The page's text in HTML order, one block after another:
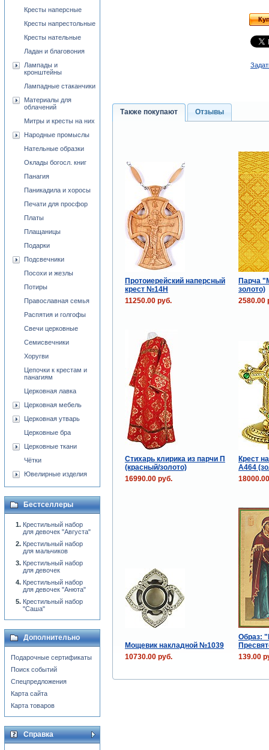
Также покупают Отзывы
Протоиерейский наперсный
крест №14Н
Парча
золото)
11250.00 руб.
2580.00
Стихарь клирика из парчи П
(красный/золото)
Крест
А464
16990.00 руб.
Мощевик накладной №1039
Образ:
10730.00 руб.
139.00
Кресты наперсные
Кресты напрестольные
Кресты нательные
Ладан и благовония
Лампады и
кронштейны
Лампадные стаканчики
Материалы для
облачений
Митры и кресты на них
Народные промыслы
Нательные образки
Оклады богосл. книг
Панагия
Паникадила и хоросы
Печати для просфор
Платы
Плащаницы
Подарки
Подсвечники
Посохи и жезлы
Потиры
Православная семья
Распятия и голгофы
Свечи церковные
Семисвечники
Хоругви
Цепочки к крестам и
панагиям
Церковная лавка
Церковная мебель
Церковная утварь
Церковные бра
Церковные ткани
Чётки
Ювелирные изделия
Бестселлеры
Крестильный набор
для девочек "Августа"
Крестильный набор
для мальчиков
Крестильный набор
для девочек
Крестильный набор
для девочек "Анюта"
Крестильный набор
"Саша"
Дополнительно
Подарочные сертификаты
Поиск событий
Спецпредложения
Карта сайта
Карта товаров
Справка